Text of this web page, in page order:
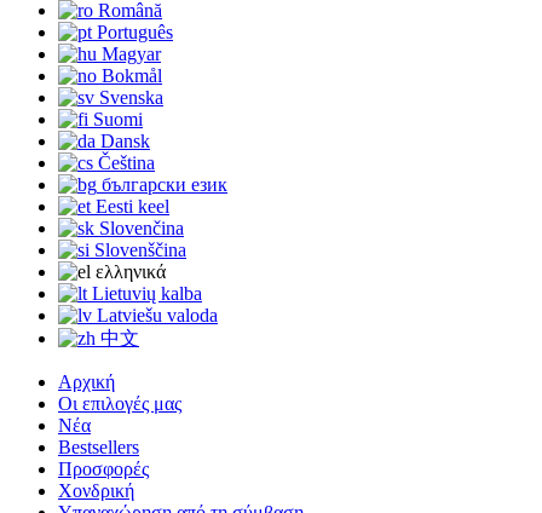
Română
Português
Magyar
Bokmål
Svenska
Suomi
Dansk
Čeština
български език
Eesti keel
Slovenčina
Slovenščina
ελληνικά
Lietuvių kalba
Latviešu valoda
中文
Αρχική
Οι επιλογές μας
Νέα
Bestsellers
Προσφορές
Χονδρική